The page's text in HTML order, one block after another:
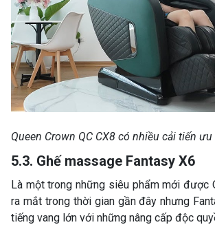
Queen Crown QC CX8 có nhiều cải tiến
5.3. Ghế massage Fantasy X6
Là một trong những siêu phẩm mới được
ra mắt trong thời gian gần đây nhưng
tiếng vang lớn với những nâng cấp độc